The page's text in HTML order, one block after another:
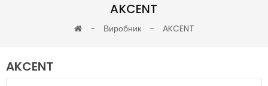
AKCENT
Виробник AKCENT
AKCENT